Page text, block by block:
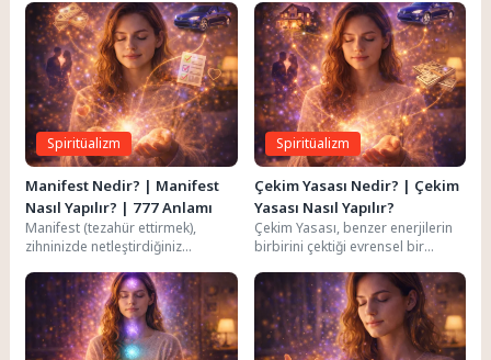
1212...
Modern dünyada meditasyon,...
Spiritüalizm
Manifest Nedir? | Manifest
Nasıl Yapılır? | 777 Anlamı
Manifest (tezahür ettirmek),
zihninizde netleştirdiğiniz
tarzını somut gerçekliğinize
taşıma sürecidir. "İstediğini,...
Spiritüalizm
Çekim Yasası Nedir? | Çekim
Yasası Nasıl Yapılır?
Çekim Yasası, benzer enerjilerin
birbirini çektiği evrensel bir
çekersin" temel felsefesine...